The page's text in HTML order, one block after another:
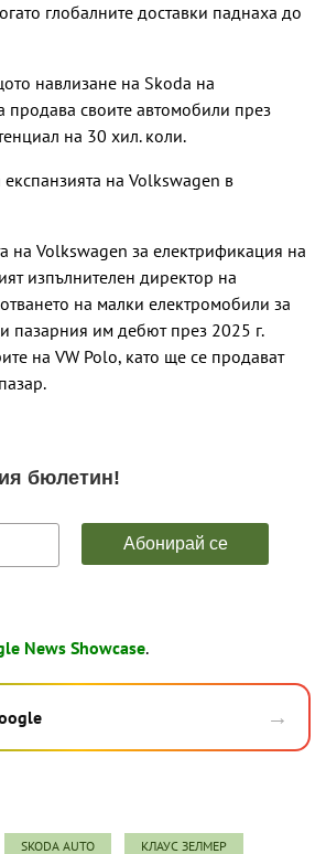
глобалните доставки паднаха до
навлизане на Skoda на
продава своите автомобили през
на 30 хил. коли.
на Volkswagen в
на Volkswagen за електрификация на
изпълнителен директор на
на малки електромобили за
пазарния им дебют през 2025 г.
на VW Polo, като ще се продават
News Showcase.
→
SKODA AUTO КЛАУС ЗЕЛМЕР
Всеки има право сам
наеме
Почина бащата на Лео
Меси